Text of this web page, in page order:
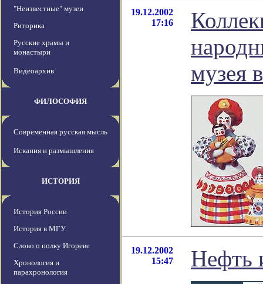
"Неизвестные" музеи
Риторика
Русские храмы и
монастыри
Видеоархив
ФИЛОСОФИЯ
Современная русская мысль
Искания и размышления
ИСТОРИЯ
История России
История в МГУ
Слово о полку Игореве
Хронология и
парахронология
19.12.2002
17:16
музея
19.12.2002
15:47
Нефть